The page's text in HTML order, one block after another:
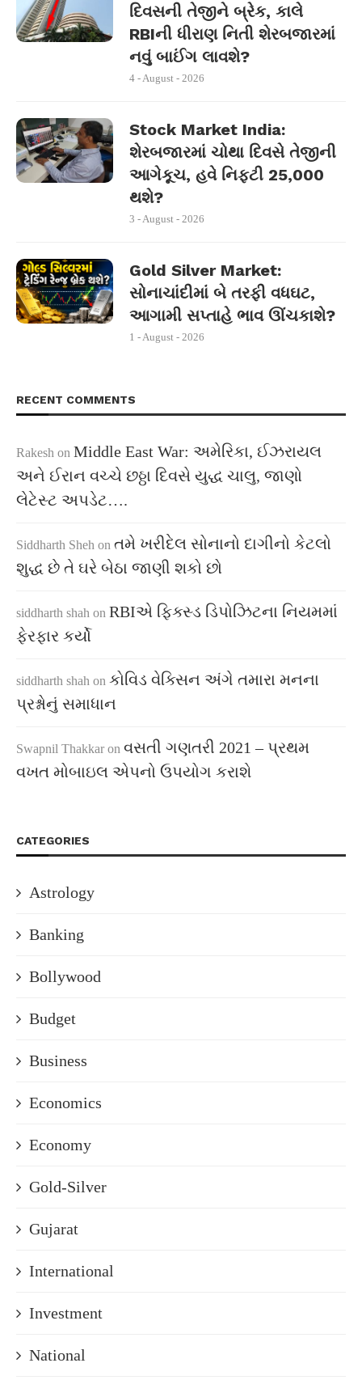
દિવસની તેજીને બ્રેક, કાલે
RBIની ધીરાણ નિતી શેરબજારમાં
નવું બાઈંગ લાવશે?
4 - August - 2026
Stock Market India:
શેરબજારમાં ચોથા દિવસે તેજીની
આગેકૂચ, હવે નિફ્ટી 25,000
થશે?
3 - August - 2026
Gold Silver Market:
સોનાચાંદીમાં બે તરફી વધઘટ,
આગામી સપ્તાહે ભાવ ઊંચકાશે?
1 - August - 2026
RECENT COMMENTS
Rakesh on Middle East War: અમેરિકા, ઈઝરાયલ
અને ઈરાન વચ્ચે છઠ્ઠા દિવસે યુદ્ધ ચાલુ, જાણો
લેટેસ્ટ અપડેટ….
Siddharth Sheh on તમે ખરીદેલ સોનાનો દાગીનો કેટલો
શુદ્ધ છે તે ઘરે બેઠા જાણી શકો છો
siddharth shah on RBIએ ફિક્સ્ડ ડિપોઝિટના નિયમમાં
ફેરફાર કર્યો
siddharth shah on કોવિડ વેક્સિન અંગે તમારા મનના
પ્રશ્નોનું સમાધાન
Swapnil Thakkar on વસતી ગણતરી 2021 – પ્રથમ
વખત મોબાઇલ એપનો ઉપયોગ કરાશે
CATEGORIES
Astrology
Banking
Bollywood
Budget
Business
Economics
Economy
Gold-Silver
Gujarat
International
Investment
National